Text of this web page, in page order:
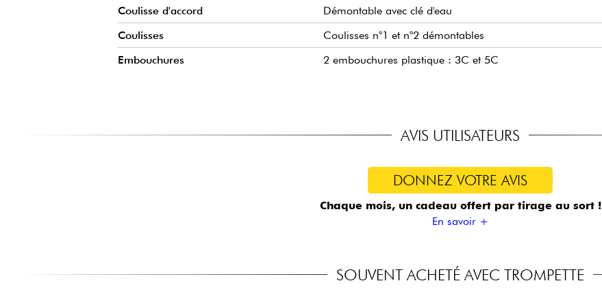
Coulisse d'accord
Démontable avec clé d'eau
Coulisses
Coulisses n°1 et n°2 démontables
Embouchures
2 embouchures plastique : 3C et 5C
AVIS UTILISATEURS
DONNEZ VOTRE AVIS
Chaque mois, un cadeau offert par tirage au sort !
En savoir +
SOUVENT ACHETÉ AVEC TROMPETTE